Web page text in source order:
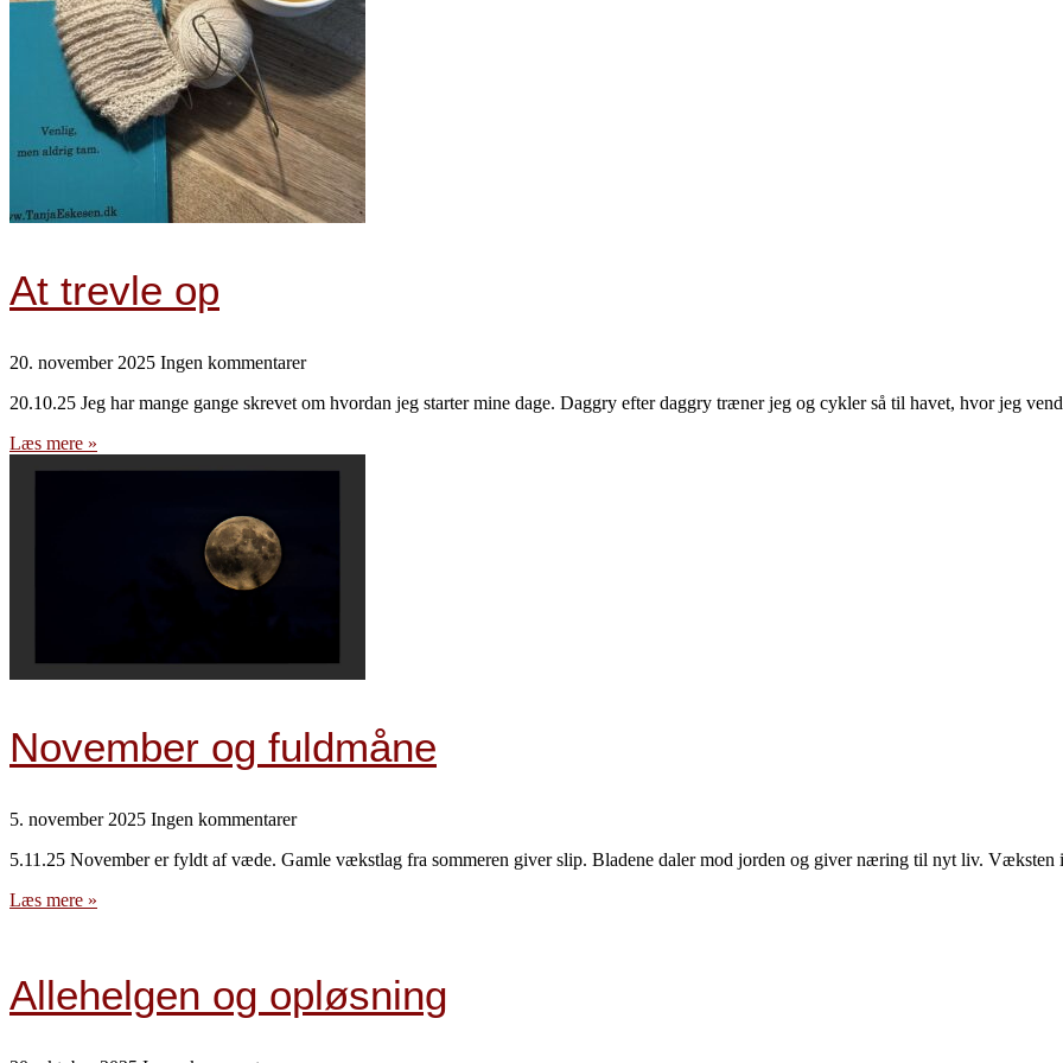
At trevle op
20. november 2025 Ingen kommentarer
20.10.25 Jeg har mange gange skrevet om hvordan jeg starter mine dage. Daggry efter daggry træner jeg og cykler så til havet, hvor jeg
Læs mere »
November og fuldmåne
5. november 2025 Ingen kommentarer
5.11.25 November er fyldt af væde. Gamle vækstlag fra sommeren giver slip. Bladene daler mod jorden og giver næring til nyt liv. Væksten
Læs mere »
Allehelgen og opløsning